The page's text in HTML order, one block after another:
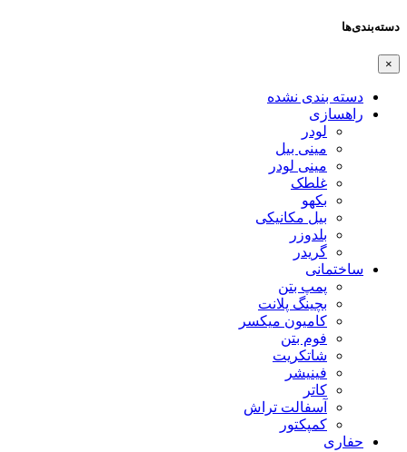
دسته‌بندی‌ها
×
دسته بندی نشده
راهسازی
لودر
مینی بیل
مینی لودر
غلطک
بکهو
بیل مکانیکی
بلدوزر
گریدر
ساختمانی
پمپ بتن
بچینگ پلانت
کامیون میکسر
فوم بتن
شاتکریت
فینیشر
کاتر
آسفالت تراش
کمپکتور
حفاری